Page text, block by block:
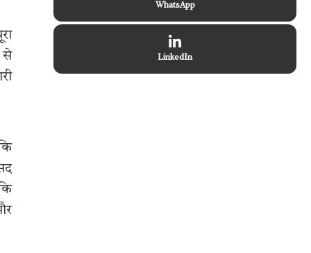
से
WhatsApp
LinkedIn